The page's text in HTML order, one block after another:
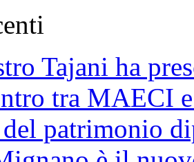
Tajani ha
tra MAECI
patrimonio